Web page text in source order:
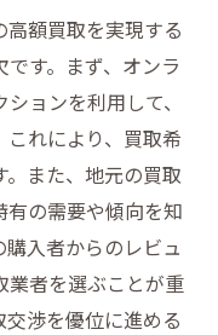
額買取を実現する
す。まず、オンラ
ョンを利用して、
れにより、買取希
また、地元の買取
の需要や傾向を知
入者からのレビュ
業者を選ぶことが重
渉を優位に進める